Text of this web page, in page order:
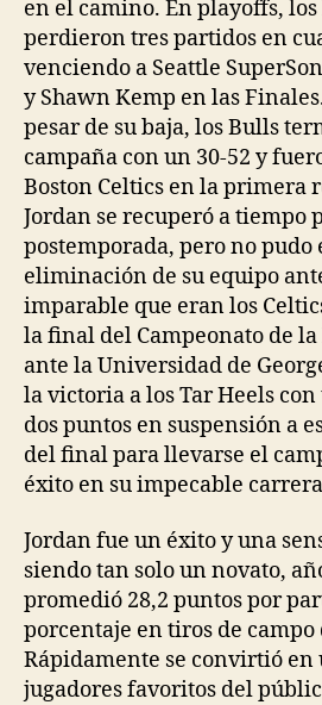
en el camino. En playoffs,
perdieron tres partidos en
venciendo a Seattle
y Shawn Kemp en las
pesar de su baja, los Bulls
campaña con un 30-52 y
Boston Celtics en la primera
Jordan se recuperó a tiempo
postemporada, pero no pudo
eliminación de su equipo
imparable que eran los
la final del Campeonato de la
ante la Universidad de
la victoria a los Tar Heels con
dos puntos en suspensión a
del final para llevarse el
éxito en su impecable
Jordan fue un éxito y una
siendo tan solo un novato,
promedió 28,2 puntos por
porcentaje en tiros de campo
Rápidamente se convirtió en
jugadores favoritos del